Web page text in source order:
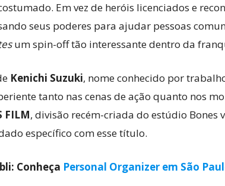
Em vez de heróis licenciados e
seus poderes para ajudar pessoas
um spin-off tão interessante dentro da
Kenichi Suzuki, nome conhecido por
tanto nas cenas de ação quanto nos
FILM, divisão recém-criada do estúdio
específico com esse título.
Conheça Personal Organizer em São